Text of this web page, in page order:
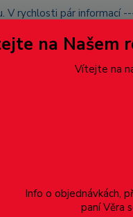
V rychlosti pár
důvodu zásilku
Doprava a platba
Dárkové
na Našem
Vítejte na
Info o objednávkách,
paní Věra